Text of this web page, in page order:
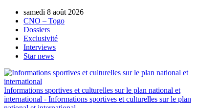
samedi 8 août 2026
CNO – Togo
Dossiers
Exclusivité
Interviews
Star news
Informations sportives et culturelles sur le plan national et
international - Informations sportives et culturelles sur le plan
AUTORISATION DE LA HAAC N°0134/